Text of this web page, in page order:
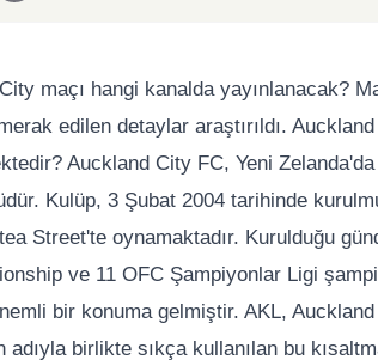
maçı hangi kanalda yayınlanacak?
edilen detaylar araştırıldı.
Auckland City FC, Yeni
Kulüp, 3 Şubat 2004 tarihinde
Street'te oynamaktadır. Kurulduğu
ve 11 OFC Şampiyonlar Ligi
bir konuma gelmiştir. AKL,
adıyla birlikte sıkça kullanılan bu